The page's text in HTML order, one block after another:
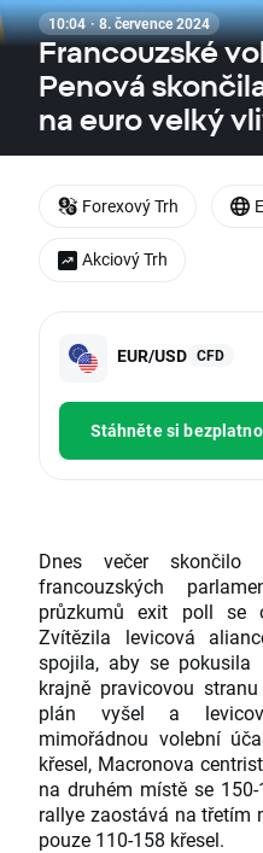
10:04 · 8. července 2024
Francouzské
Penová
na euro velký
EUR/USD CFD
Stáhněte si
Dnes večer skončilo
francouzských
průzkumů exit poll se
Zvítězila levicová
spojila, aby se pokusila
krajně pravicovou
plán vyšel a
mimořádnou volební
křesel, Macronova
na druhém místě se
rallye zaostává na třetím
pouze 110-158 křesel.
Forexový Trh
Akciový Trh